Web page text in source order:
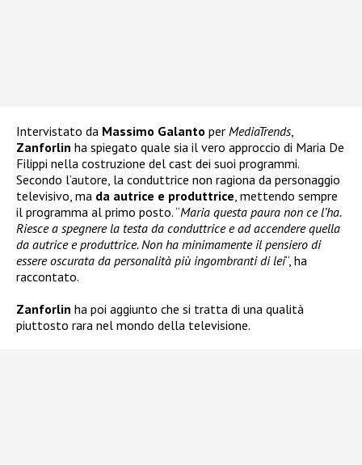
Intervistato da Massimo Galanto per MediaTrends,
Zanforlin ha spiegato quale sia il vero approccio di Maria De
Filippi nella costruzione del cast dei suoi programmi.
Secondo l’autore, la conduttrice non ragiona da personaggio
televisivo, ma da autrice e produttrice , mettendo sempre
il programma al primo posto. “Maria questa paura non ce l’ha.
Riesce a spegnere la testa da conduttrice e ad accendere quella
da autrice e produttrice. Non ha minimamente il pensiero di
essere oscurata da personalità più ingombranti di lei“, ha
raccontato.
Zanforlin ha poi aggiunto che si tratta di una qualità
piuttosto rara nel mondo della televisione.